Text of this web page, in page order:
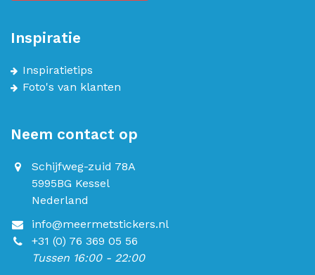
Inspiratie
Inspiratietips
Foto's van klanten
Neem contact op
Schijfweg-zuid 78A
5995BG Kessel
Nederland
info@meermetstickers.nl
+31 (0) 76 369 05 56
Tussen 16:00 - 22:00